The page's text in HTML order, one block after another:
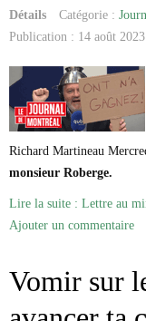
Détails Catégorie :
Publication : 14 août 2023
Richard Martineau
monsieur Roberge.
Lire la suite : Lettre au
Ajouter un commentaire
Vomir sur